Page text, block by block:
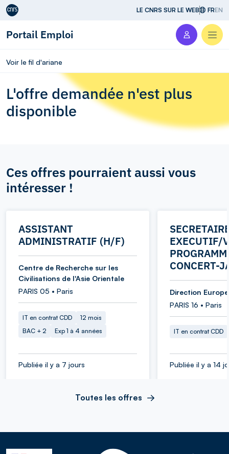
Aller au contenu LE CNRS SUR LE WEB FREN
Portail Emploi
Voir le fil d'ariane
L'offre demandée n'est plus
disponible
Ces offres pourraient aussi vous
intéresser !
ASSISTANT
ADMINISTRATIF (H/F)
Centre de Recherche sur les
Civilisations de l'Asie Orientale
PARIS 05 • Paris
IT en contrat CDD
12 mois
BAC + 2
Exp 1 à 4 années
Publiée il y a 7 jours
EXECUTIF/
CONCERT-
Direction
PARIS 16 • Paris
IT en contrat CDD
Publiée il y a 14
Toutes les offres